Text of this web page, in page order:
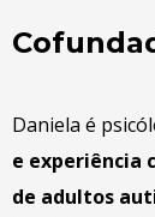
Daniela é
e experiência
de adultos